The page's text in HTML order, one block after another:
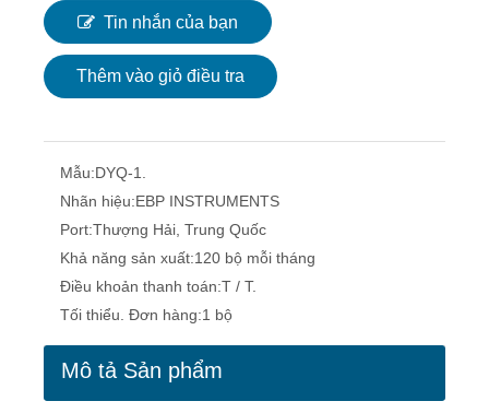
Tin nhắn của bạn
Thêm vào giỏ điều tra
Mẫu:DYQ-1.
Nhãn hiệu:EBP INSTRUMENTS
Port:Thượng Hải, Trung Quốc
Khả năng sản xuất:120 bộ mỗi tháng
Điều khoản thanh toán:T / T.
Tối thiểu. Đơn hàng:1 bộ
Mô tả Sản phẩm